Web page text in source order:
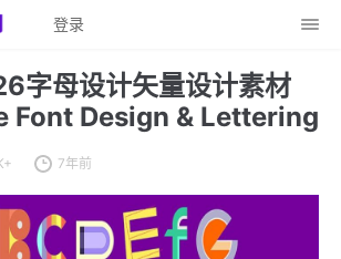
登录
字母设计矢量设计素材
Font Design & Lettering
7年前